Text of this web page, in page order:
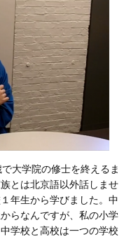
大学院の修士を終えるま
とは北京語以外話しませ
年生から学びました。中
らなんですが、私の小学
学校と高校は一つの学校